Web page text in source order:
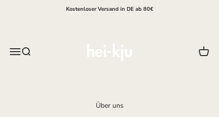
Kostenloser Versand in DE ab 80€
MenüSuche
Über uns